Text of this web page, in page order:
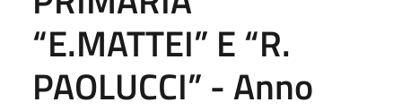
“E.MATTEI” E “R.
PAOLUCCI” - Anno